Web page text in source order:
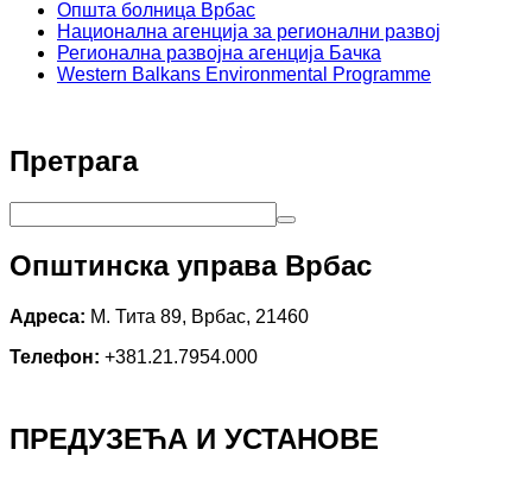
Општа болница Врбас
Национална агенција за регионални развој
Регионална развојна агенција Бачка
Western Balkans Environmental Programme
Претрага
Општинска управа Врбас
Адреса: М. Тита 89, Врбас, 21460
Телефон: +381.21.7954.000
ПРЕДУЗЕЋА И УСТАНОВЕ